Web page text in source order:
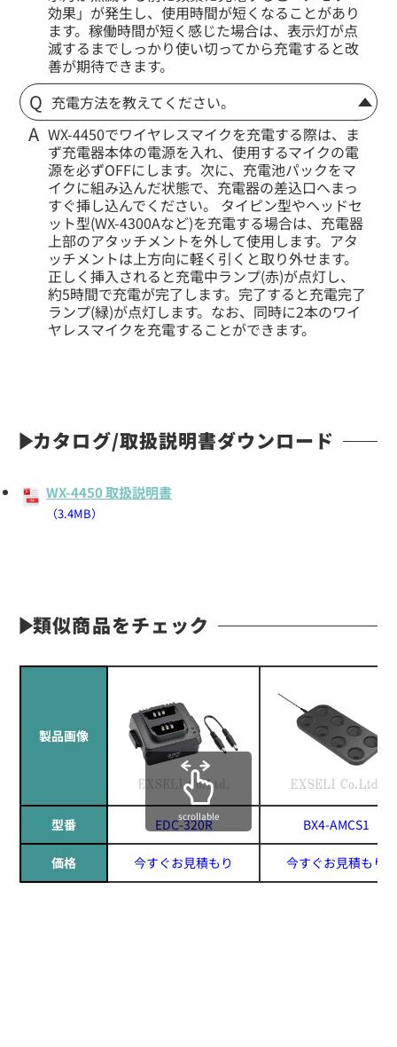
効果」が発生し、使用時間が短くなることがあり
ます。稼働時間が短く感じた場合は、表示灯が点
滅するまでしっかり使い切ってから充電すると改
善が期待できます。
充電方法を教えてください。
WX-4450でワイヤレスマイクを充電する際は、ま
ず充電器本体の電源を入れ、使用するマイクの電
源を必ずOFFにします。次に、充電池パックをマ
イクに組み込んだ状態で、充電器の差込口へまっ
すぐ挿し込んでください。 タイピン型やヘッドセ
ット型(WX-4300Aなど)を充電する場合は、充電器
上部のアタッチメントを外して使用します。アタ
ッチメントは上方向に軽く引くと取り外せます。
正しく挿入されると充電中ランプ(赤)が点灯し、
約5時間で充電が完了します。完了すると充電完了
ランプ(緑)が点灯します。なお、同時に2本のワイ
ヤレスマイクを充電することができます。
カタログ/取扱説明書ダウンロード
WX-4450 取扱説明書
（3.4MB）
類似商品をチェック
製品画像
型番 EDC-320R BX4-AMCS1
価格 今すぐお見積もり 今すぐお見積もり
scrollable